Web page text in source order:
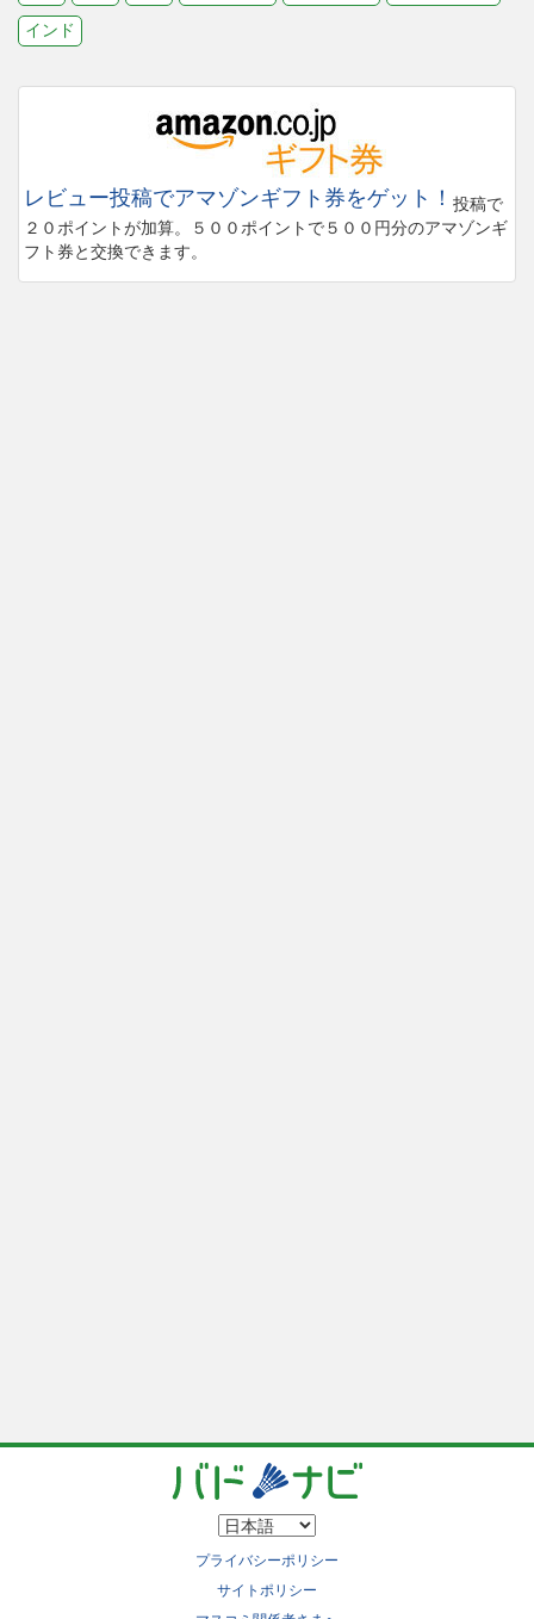
インド
レビュー投稿でアマゾンギフト券をゲット！ 投稿で
２０ポイントが加算。５００ポイントで５００円分のアマゾンギ
フト券と交換できます。
プライバシーポリシー
サイトポリシー